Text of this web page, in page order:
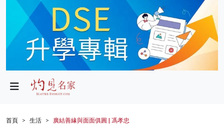
政局
財經
首頁 生活 廣結善緣與面面俱圓 | 馮孝忠